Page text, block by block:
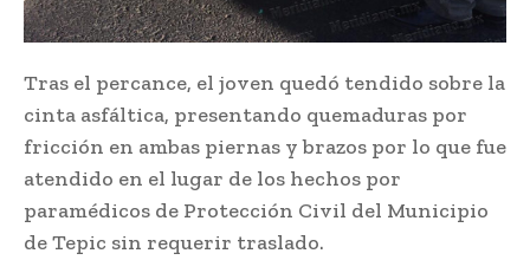
Tras el percance, el joven quedó tendido sobre la
cinta asfáltica, presentando quemaduras por
fricción en ambas piernas y brazos por lo que fue
atendido en el lugar de los hechos por
paramédicos de Protección Civil del Municipio
de Tepic sin requerir traslado.